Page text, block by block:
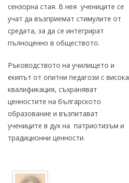
сензорна стая. В нея учениците се
учат да възприемат стимулите от
средата, за да се интегрират
пълноценно в обществото.
Ръководството на училището и
екипът от опитни педагози с висока
квалификация, съхраняват
ценностите на българското
образование и възпитават
учениците в дух на патриотизъм и
традиционни ценности.